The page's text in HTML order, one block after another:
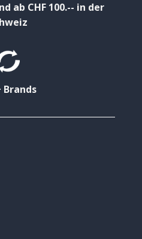
ab CHF 100.-- in der
Brands